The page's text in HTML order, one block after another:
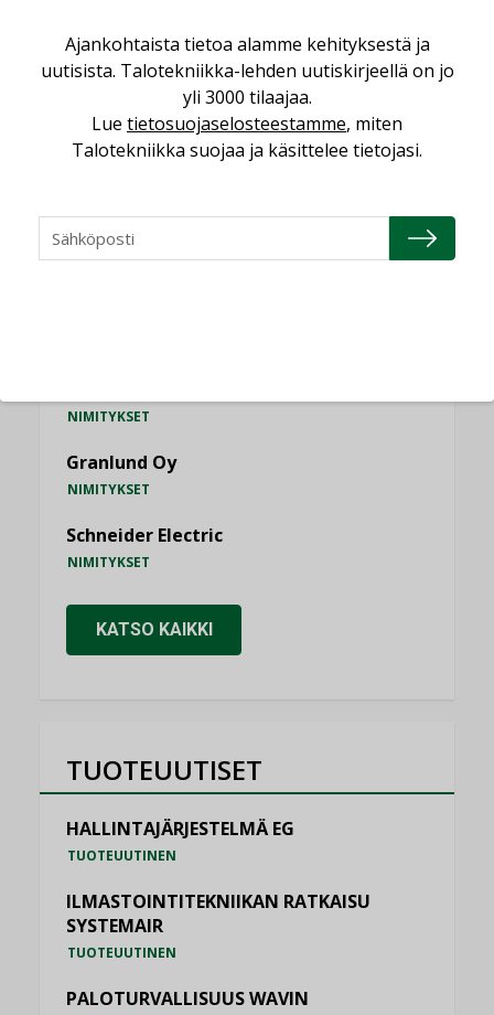
MIELIPIDE
KATSO KAIKKI
NIMITYKSET
NIMITYKSET
Granlund Oy
NIMITYKSET
Schneider Electric
NIMITYKSET
KATSO KAIKKI
TUOTEUUTISET
HALLINTAJÄRJESTELMÄ EG
TUOTEUUTINEN
ILMASTOINTITEKNIIKAN RATKAISU
SYSTEMAIR
TUOTEUUTINEN
PALOTURVALLISUUS WAVIN
Ajankohtaista tietoa alamme kehityksestä ja
uutisista. Talotekniikka-lehden uutiskirjeellä on jo
yli 3000 tilaajaa.
Lue tietosuojaselosteestamme, miten
Talotekniikka suojaa ja käsittelee tietojasi.